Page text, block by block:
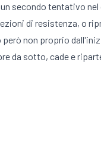
secondo tentativo
di resistenza, o
non proprio
da sotto, cade e